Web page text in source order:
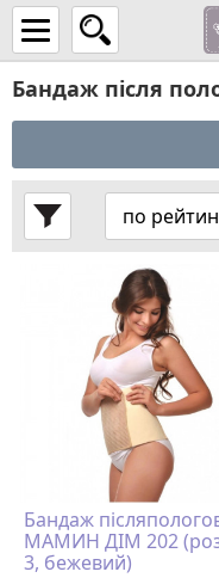
Бандаж після
Бандаж
МАМИН ДІМ 202
3, бежевий)